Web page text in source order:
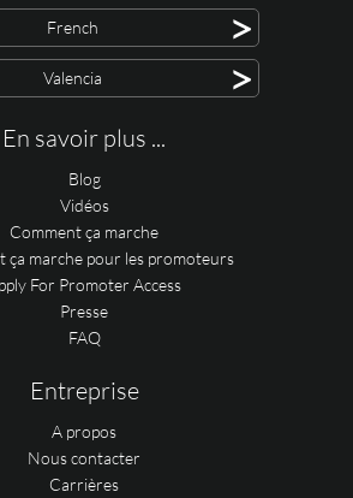
French >
Valencia >
En savoir plus ...
Blog
Vidéos
Comment ça marche
ça marche pour les promoteurs
For Promoter Access
Presse
FAQ
Entreprise
A propos
Nous contacter
Carrières